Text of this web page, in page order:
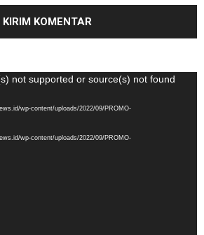
not supported or source(s) not found
wp-content/uploads/2022/09/PROMO-
wp-content/uploads/2022/09/PROMO-